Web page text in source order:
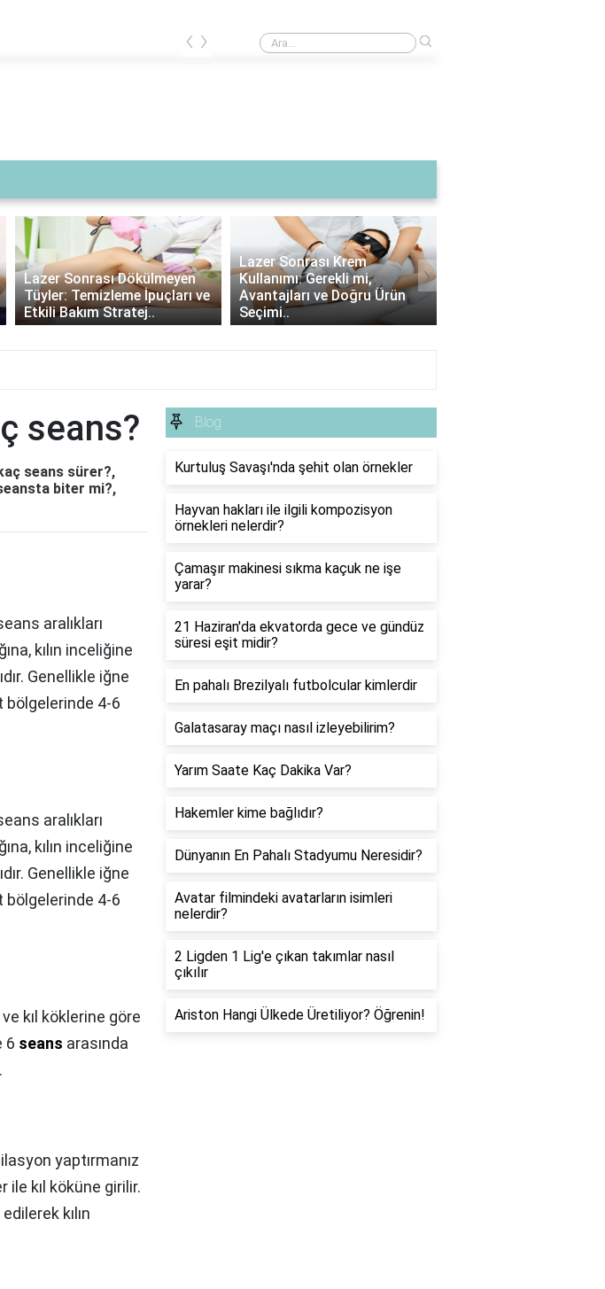
Kurusıkı ve ses fişeği aynı mı?
‹ ›
Lazer Sonrası Krem
Kullanımı: Gerekli mi,
Avantajları ve Doğru Ürün
Seçimi..
Lazer Epilasyon Sonrası
Çıkan Tüyler: Doğru Alım
İpuçları ve Bakım Strateji..
›
seans?
seans sürer?,
biter mi?,
aralıkları
kılın inceliğine
Genellikle iğne
bölgelerinde 4-6
aralıkları
kılın inceliğine
Genellikle iğne
bölgelerinde 4-6
kıl köklerine göre
6 seans arasında
yaptırmanız
kıl köküne girilir.
kılın
Blog
Kurtuluş Savaşı'nda şehit olan örnekler
Hayvan hakları ile ilgili kompozisyon
örnekleri nelerdir?
Çamaşır makinesi sıkma kaçuk ne işe
yarar?
21 Haziran'da ekvatorda gece ve gündüz
süresi eşit midir?
En pahalı Brezilyalı futbolcular kimlerdir
Galatasaray maçı nasıl izleyebilirim?
Yarım Saate Kaç Dakika Var?
Hakemler kime bağlıdır?
Dünyanın En Pahalı Stadyumu Neresidir?
Avatar filmindeki avatarların isimleri
nelerdir?
2 Ligden 1 Lig'e çıkan takımlar nasıl
çıkılır
Ariston Hangi Ülkede Üretiliyor? Öğrenin!